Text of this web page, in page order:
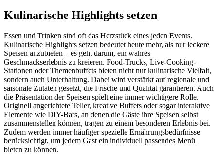
Kulinarische Highlights setzen
Essen und Trinken sind oft das Herzstück eines jeden Events.
Kulinarische Highlights setzen bedeutet heute mehr, als nur leckere
Speisen anzubieten – es geht darum, ein wahres
Geschmackserlebnis zu kreieren. Food-Trucks, Live-Cooking-
Stationen oder Themenbuffets bieten nicht nur kulinarische Vielfalt,
sondern auch Unterhaltung. Dabei wird verstärkt auf regionale und
saisonale Zutaten gesetzt, die Frische und Qualität garantieren. Auch
die Präsentation der Speisen spielt eine immer wichtigere Rolle.
Originell angerichtete Teller, kreative Buffets oder sogar interaktive
Elemente wie DIY-Bars, an denen die Gäste ihre Speisen selbst
zusammenstellen können, tragen zu einem besonderen Erlebnis bei.
Zudem werden immer häufiger spezielle Ernährungsbedürfnisse
berücksichtigt, um jedem Gast ein individuell passendes Menü
bieten zu können.